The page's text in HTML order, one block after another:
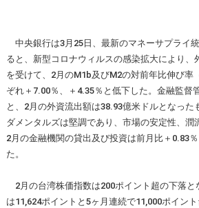
中央銀行は3月25日、最新のマネーサプライ
ると、新型コロナウィルスの感染拡大により、
を受けて、2月のM1b及びM2の対前年比伸び率
ぞれ＋7.00％、＋4.35％と低下した。金融監督
と、2月の外資流出額は38.93億米ドルとなった
ダメンタルズは堅調であり、市場の安定性、潤
2月の金融機関の貸出及び投資は前月比＋0.83
た。
2月の台湾株価指数は200ポイント超の下落と
は11,624ポイントと5ヶ月連続で11,000ポイン